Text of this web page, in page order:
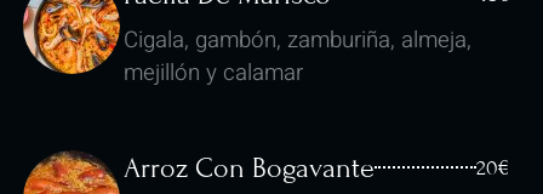
Cigala, gambón, zamburiña, almeja,
mejillón y calamar
Arroz Con Bogavante 20€